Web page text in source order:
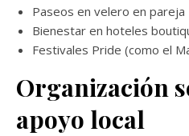
Paseos en velero en pareja
Bienestar en hoteles
Festivales Pride (como el
Organización
apoyo local